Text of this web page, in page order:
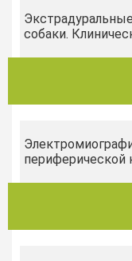
собаки.
периферической